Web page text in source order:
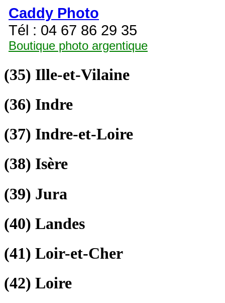
Caddy Photo
Tél : 04 67 86 29 35
Boutique photo argentique
(35) Ille-et-Vilaine
(36) Indre
(37) Indre-et-Loire
(38) Isère
(39) Jura
(40) Landes
(41) Loir-et-Cher
(42) Loire